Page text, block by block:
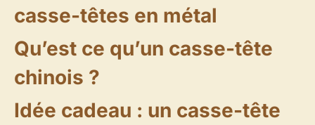
casse-têtes en métal
Qu’est ce qu’un casse-tête
chinois ?
Idée cadeau : un casse-tête